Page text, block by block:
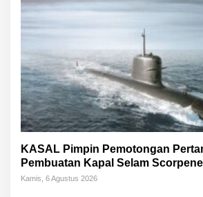
KASAL Pimpin Pemotongan
Pembuatan Kapal Selam Scorpene
Kamis, 6 Agustus 2026